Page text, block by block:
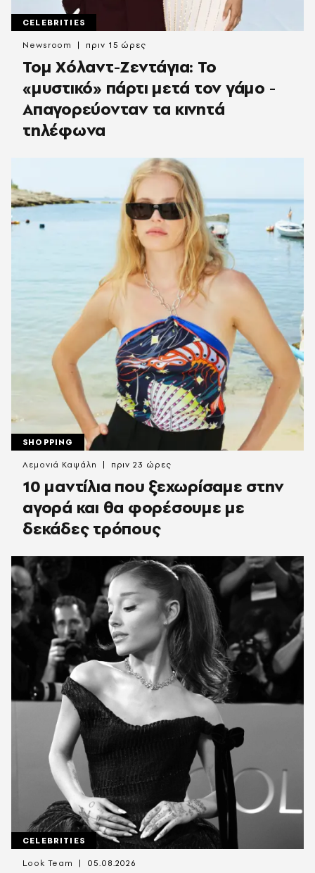
CELEBRITIES
Τομ Χόλαντ-Ζεντάγια: Το
«μυστικό» πάρτι μετά τον γάμο -
Απαγορεύονταν τα κινητά
τηλέφωνα
Newsroom πριν 15 ώρες
SHOPPING
10 μαντίλια που ξεχωρίσαμε στην
αγορά και θα φορέσουμε με
δεκάδες τρόπους
Λεμονιά Καψάλη πριν 23 ώρες
CELEBRITIES
Look Team 05.08.2026